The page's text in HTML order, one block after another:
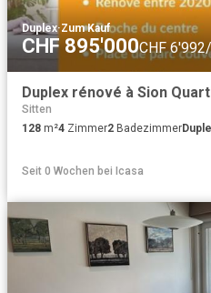
Duplex·Zum Kauf
CHF 895'000CHF
Duplex rénové à Sion
Sitten
128 m²4 Zimmer2 Badezimmer
Seit 0 Wochen bei Icasa